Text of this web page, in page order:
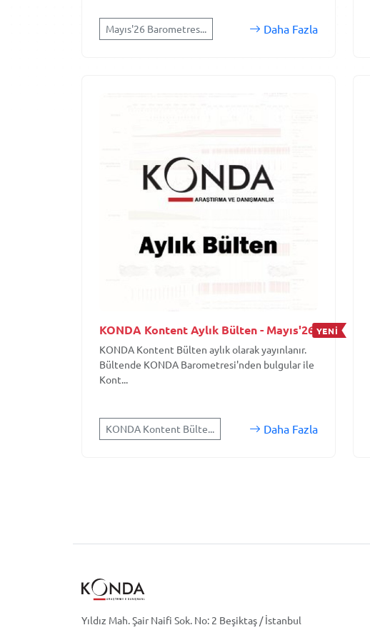
Mayıs'26 Barometres... Daha Fazla
KONDA Kontent Aylık Bülten - Mayıs'26 YENİ
KONDA Kontent Bülten aylık olarak yayınlanır.
Bültende KONDA Barometresi'nden bulgular ile
Kont...
KONDA Kontent Bülte... Daha Fazla
Yıldız Mah. Şair Naifi Sok. No: 2 Beşiktaş / İstanbul